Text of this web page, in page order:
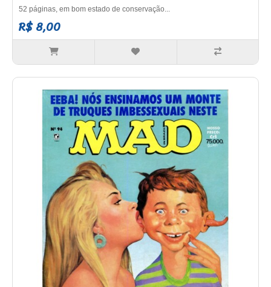
52 páginas, em bom estado de conservação...
R$ 8,00